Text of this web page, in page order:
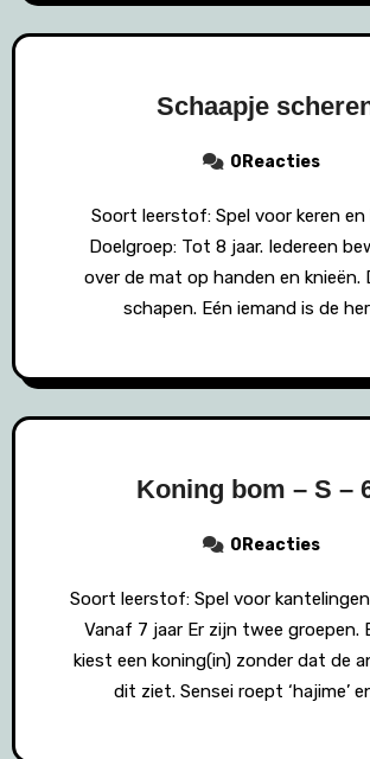
Schaapje
0Reacties
Soort leerstof: Spel voor keren en kantelen
Doelgroep: Tot 8 jaar. Iedereen
over de mat op handen en knieën.
schapen. Eén iemand is de
Koning bom – S –
0Reacties
Soort leerstof: Spel voor kantelingen Doelgroep:
Vanaf 7 jaar Er zijn twee groepen.
kiest een koning(in) zonder dat de
dit ziet. Sensei roept ‘hajime’